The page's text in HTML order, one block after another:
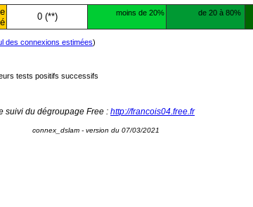
0 (**) moins de 20% de 20 à 80%
des connexions estimées)
tests positifs successifs
suivi du dégroupage Free : http://francois04.free.fr
connex_dslam - version du 07/03/2021